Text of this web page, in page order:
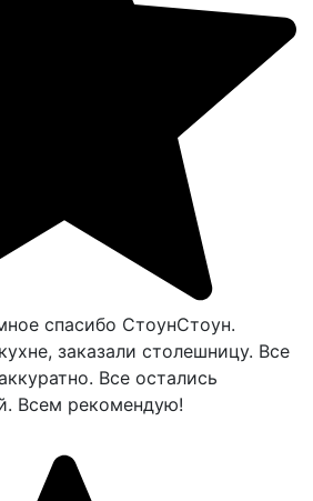
спасибо СтоунСтоун.
заказали столешницу. Все
Все остались
Всем рекомендую!